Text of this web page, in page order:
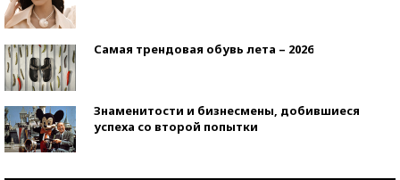
Самая трендовая обувь лета – 2026
Знаменитости и бизнесмены, добившиеся
успеха со второй попытки